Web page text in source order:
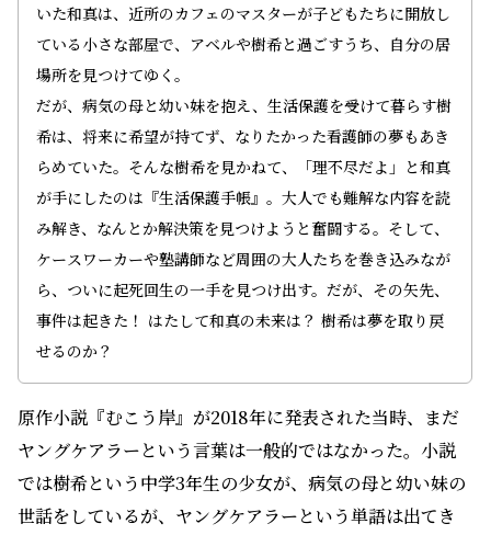
いた和真は、近所のカフェのマスターが子どもたちに開放し
ている小さな部屋で、アベルや樹希と過ごすうち、自分の居
場所を見つけてゆく。
だが、病気の母と幼い妹を抱え、生活保護を受けて暮らす樹
希は、将来に希望が持てず、なりたかった看護師の夢もあき
らめていた。そんな樹希を見かねて、「理不尽だよ」と和真
が手にしたのは『生活保護手帳』。大人でも難解な内容を読
み解き、なんとか解決策を見つけようと奮闘する。そして、
ケースワーカーや塾講師など周囲の大人たちを巻き込みなが
ら、ついに起死回生の一手を見つけ出す。だが、その矢先、
事件は起きた！ はたして和真の未来は？ 樹希は夢を取り戻
せるのか？
原作小説『むこう岸』が2018年に発表された当時、まだ
ヤングケアラーという言葉は一般的ではなかった。小説
では樹希という中学3年生の少女が、病気の母と幼い妹の
世話をしているが、ヤングケアラーという単語は出てき